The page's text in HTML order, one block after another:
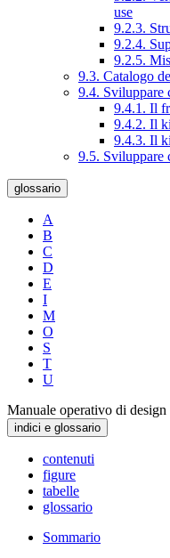
use
9.2.3.
9.2.4.
9.2.5.
9.3. Catalogo
9.4. Sviluppare
9.4.1. Il
9.4.2. Il
9.4.3. Il
9.5. Sviluppare
glossario
A
B
C
D
E
I
M
O
S
T
U
Manuale operativo di design
indici e glossario
contenuti
figure
tabelle
glossario
Sommario